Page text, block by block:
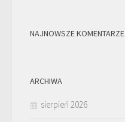
NAJNOWSZE KOMENTARZE
ARCHIWA
sierpień 2026